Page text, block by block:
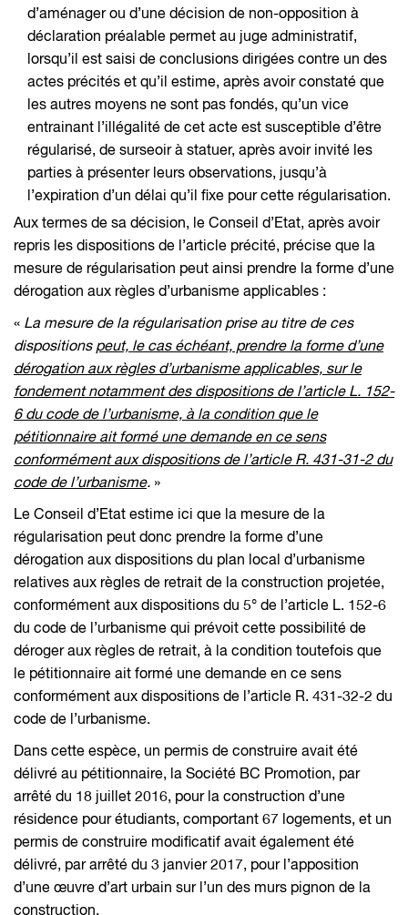
d’aménager ou d’une décision de non-opposition à
déclaration préalable permet au juge administratif,
lorsqu’il est saisi de conclusions dirigées contre un des
actes précités et qu’il estime, après avoir constaté que
les autres moyens ne sont pas fondés, qu’un vice
entrainant l’illégalité de cet acte est susceptible d’être
régularisé, de surseoir à statuer, après avoir invité les
parties à présenter leurs observations, jusqu’à
l’expiration d’un délai qu’il fixe pour cette régularisation.
Aux termes de sa décision, le Conseil d’Etat, après avoir
repris les dispositions de l’article précité, précise que la
mesure de régularisation peut ainsi prendre la forme d’une
dérogation aux règles d’urbanisme applicables :
« La mesure de la régularisation prise au titre de ces
dispositions peut, le cas échéant, prendre la forme d’une
dérogation aux règles d’urbanisme applicables, sur le
fondement notamment des dispositions de l’article L. 152-
6 du code de l’urbanisme, à la condition que le
pétitionnaire ait formé une demande en ce sens
conformément aux dispositions de l’article R. 431-31-2 du
code de l’urbanisme. »
Le Conseil d’Etat estime ici que la mesure de la
régularisation peut donc prendre la forme d’une
dérogation aux dispositions du plan local d’urbanisme
relatives aux règles de retrait de la construction projetée,
conformément aux dispositions du 5° de l’article L. 152-6
du code de l’urbanisme qui prévoit cette possibilité de
déroger aux règles de retrait, à la condition toutefois que
le pétitionnaire ait formé une demande en ce sens
conformément aux dispositions de l’article R. 431-32-2 du
code de l’urbanisme.
Dans cette espèce, un permis de construire avait été
délivré au pétitionnaire, la Société BC Promotion, par
arrêté du 18 juillet 2016, pour la construction d’une
résidence pour étudiants, comportant 67 logements, et un
permis de construire modificatif avait également été
délivré, par arrêté du 3 janvier 2017, pour l’apposition
d’une œuvre d’art urbain sur l’un des murs pignon de la
construction.